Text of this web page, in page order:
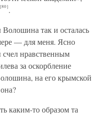
{80}.
так и осталась
— для меня. Ясно
нравственным
за оскорбление
на его крымской
каким-то образом та